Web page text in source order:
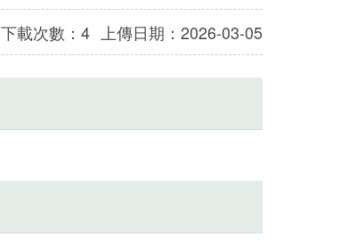
上傳日期：2026-03-05
下載次數：4